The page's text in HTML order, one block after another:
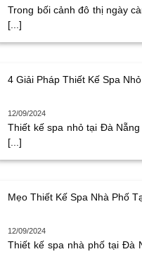
Trong bối cảnh đô thị ngày
[...]
4 Giải Pháp Thiết Kế Spa
12/09/2024
Thiết kế spa nhỏ tại Đà
[...]
Mẹo Thiết Kế Spa Nhà Phố
12/09/2024
Thiết kế spa nhà phố tại Đà